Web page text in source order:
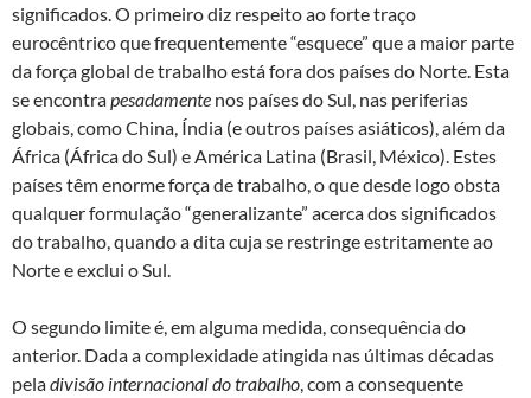
significados. O primeiro diz respeito ao forte traço
eurocêntrico que frequentemente “esquece” que a maior parte
da força global de trabalho está fora dos países do Norte. Esta
se encontrapesadamente nos países do Sul, nas periferias
globais, como China, Índia (e outros países asiáticos), além da
África (África do Sul) e América Latina (Brasil, México). Estes
países têm enorme força de trabalho, o que desde logo obsta
qualquer formulação “generalizante” acerca dos significados
do trabalho, quando a dita cuja se restringe estritamente ao
Norte e exclui o Sul.
O segundo limite é, em alguma medida, consequência do
anterior. Dada a complexidade atingida nas últimas décadas
peladivisão internacional do trabalho, com a consequente